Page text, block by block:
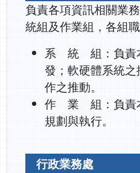
負責各項資訊相關業
統組及作業組，各組
系 統 組：負責
發；軟硬體系統
作之推動。
作 業 組：負責
規劃與執行。
行政業務處